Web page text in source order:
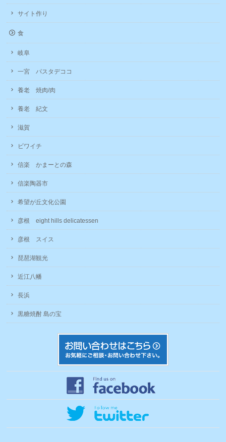
サイト作り
食
岐阜
一宮 パスタデココ
養老 焼肉/肉
養老 紀文
滋賀
ビワイチ
信楽 かまーとの森
信楽陶器市
希望が丘文化公園
彦根 eight hills delicatessen
彦根 スイス
琵琶湖観光
近江八幡
長浜
黒糖焼酎 島の宝